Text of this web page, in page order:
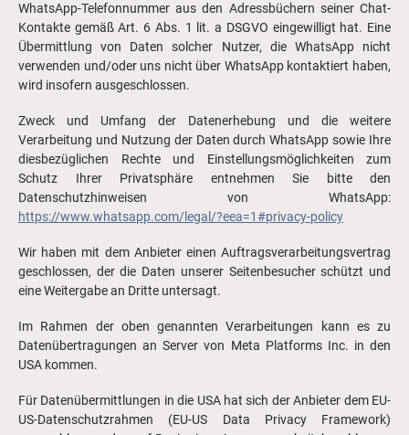
WhatsApp-Telefonnummer aus den Adressbüchern seiner Chat-
Kontakte gemäß Art. 6 Abs. 1 lit. a DSGVO eingewilligt hat. Eine
Übermittlung von Daten solcher Nutzer, die WhatsApp nicht
verwenden und/oder uns nicht über WhatsApp kontaktiert haben,
wird insofern ausgeschlossen.
Zweck und Umfang der Datenerhebung und die weitere
Verarbeitung und Nutzung der Daten durch WhatsApp sowie Ihre
diesbezüglichen Rechte und Einstellungsmöglichkeiten zum
Schutz Ihrer Privatsphäre entnehmen Sie bitte den
Datenschutzhinweisen von WhatsApp:
https://www.whatsapp.com/legal/?eea=1#privacy-policy
Wir haben mit dem Anbieter einen Auftragsverarbeitungsvertrag
geschlossen, der die Daten unserer Seitenbesucher schützt und
eine Weitergabe an Dritte untersagt.
Im Rahmen der oben genannten Verarbeitungen kann es zu
Datenübertragungen an Server von Meta Platforms Inc. in den
USA kommen.
Für Datenübermittlungen in die USA hat sich der Anbieter dem EU-
US-Datenschutzrahmen (EU-US Data Privacy Framework)